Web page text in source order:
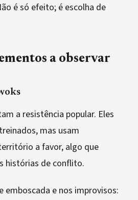
é só efeito; é escolha de
a observar
a resistência popular. Eles
mas usam
a favor, algo que
histórias de conflito.
emboscada e nos improvisos: